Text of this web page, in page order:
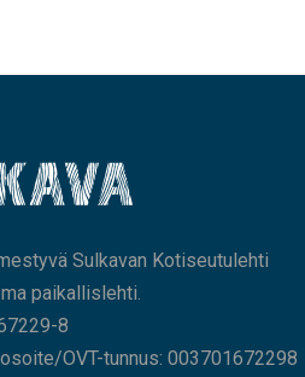
Sulkavan Kotiseutulehti
paikallislehti.
8
OVT-tunnus: 003701672298